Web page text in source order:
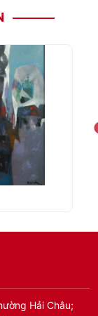
Hải Châu;